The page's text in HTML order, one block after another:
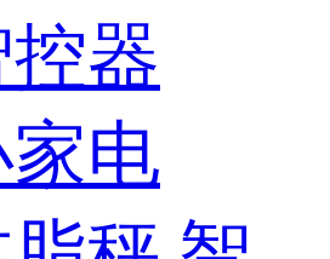
器
电